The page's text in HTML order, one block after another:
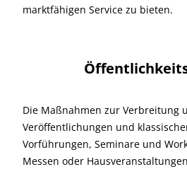
marktfähigen Service zu bieten.
Die Maßnahmen zur Verbreitung
Veröffentlichungen und
Vorführungen, Seminare und
Messen oder